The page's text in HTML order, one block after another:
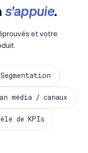
s'appuie.
et votre
Segmentation
média / canaux
de KPIs